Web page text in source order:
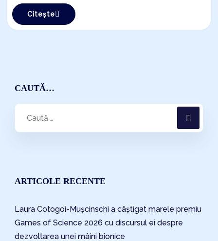
Citește
CAUTĂ…
ARTICOLE RECENTE
Laura Cotogoi-Mușcinschi a câștigat marele premiu
Games of Science 2026 cu discursul ei despre
dezvoltarea unei mâini bionice